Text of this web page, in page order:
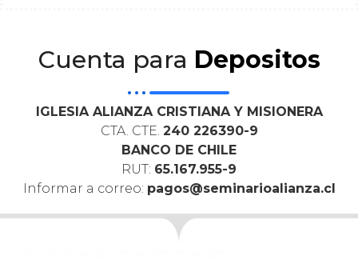
Cuenta para Depositos
IGLESIA ALIANZA CRISTIANA Y MISIONERA
CTA. CTE. 240 226390-9
BANCO DE CHILE
RUT: 65.167.955-9
Informar a correo: pagos@seminarioalianza.cl